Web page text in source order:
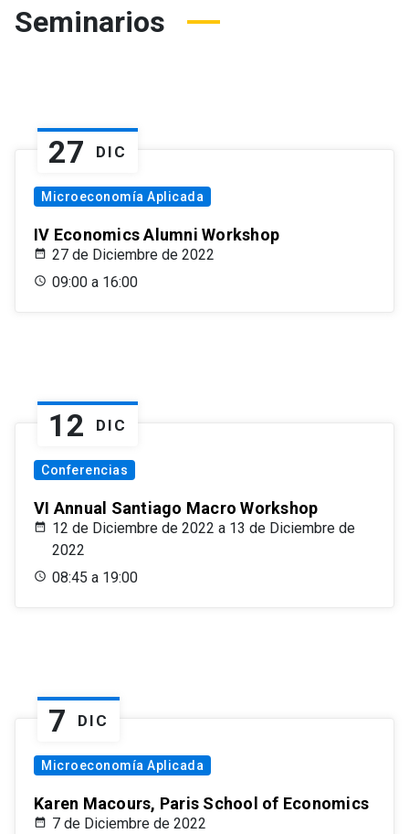
Seminarios
27 DIC
Microeconomía Aplicada
IV Economics Alumni Workshop
27 de Diciembre de 2022
09:00 a 16:00
12 DIC
Conferencias
VI Annual Santiago Macro Workshop
12 de Diciembre de 2022 a 13 de Diciembre de
2022
08:45 a 19:00
7 DIC
Microeconomía Aplicada
Karen Macours, Paris School of Economics
7 de Diciembre de 2022